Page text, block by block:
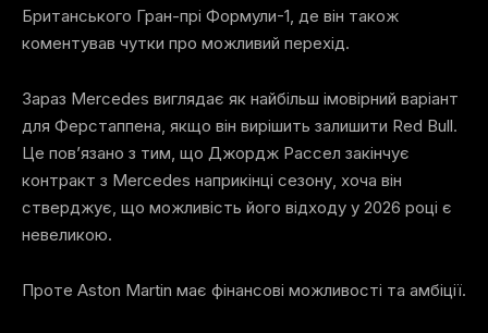
Британського Гран-прі Формули-1, де він також
коментував чутки про можливий перехід.
Зараз Mercedes виглядає як найбільш імовірний варіант
для Ферстаппена, якщо він вирішить залишити Red Bull.
Це пов’язано з тим, що Джордж Рассел закінчує
контракт з Mercedes наприкінці сезону, хоча він
стверджує, що можливість його відходу у 2026 році є
невеликою.
Проте Aston Martin має фінансові можливості та амбіції.